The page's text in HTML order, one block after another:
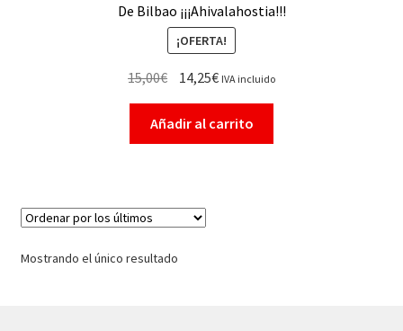
De Bilbao ¡¡¡Ahivalahostia!!!
¡OFERTA!
15,00€ 14,25€ IVA incluido
Añadir al carrito
Mostrando el único resultado